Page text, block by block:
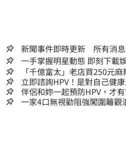
新聞事件即時更新 所有消息
一手掌握明星動態
「千億富太」老店買250元
回：我自己做的
立即諮詢HPV！是對自己健
嫌晚！
伴侶和妳一起預防HPV，才有
一家4口無視勸阻強闖圍籬